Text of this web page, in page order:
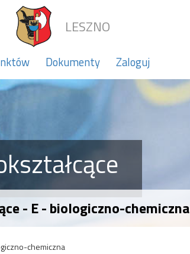
LESZNO
Dokumenty Zaloguj
- E - biologiczno-chemiczna
chemiczna